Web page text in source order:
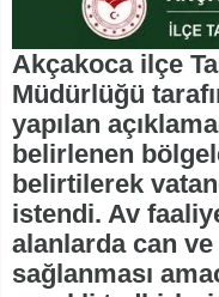
Akçakoca ilçe
Müdürlüğü
yapılan
belirlenen
belirtilerek
istendi. Av
alanlarda can
sağlanması